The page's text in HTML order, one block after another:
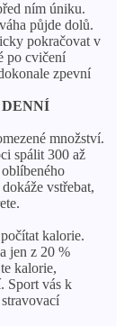
ním úniku.
půjde dolů.
pokračovat v
po cvičení
zpevní
množství.
spálit 300 až
vstřebat,
kalorie.
jen z 20 %
kalorie,
Sport vás k